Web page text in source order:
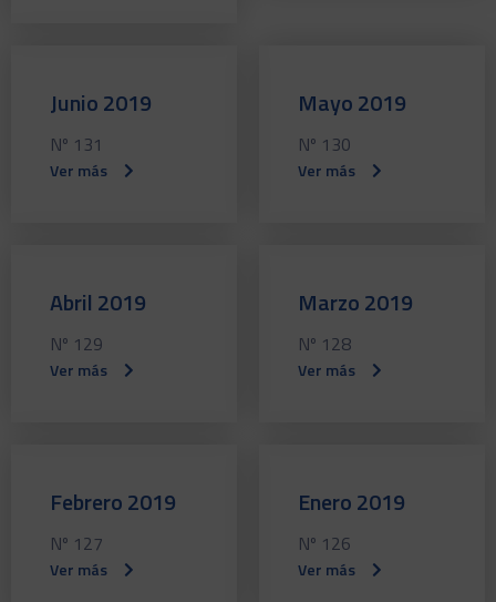
Junio 2019
Nº 131
Ver más
Mayo 2019
Nº 130
Ver más
Abril 2019
Nº 129
Ver más
Marzo 2019
Nº 128
Ver más
Febrero 2019
Nº 127
Ver más
Enero 2019
Nº 126
Ver más